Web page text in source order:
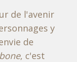
de l'avenir
y
de
, c'est